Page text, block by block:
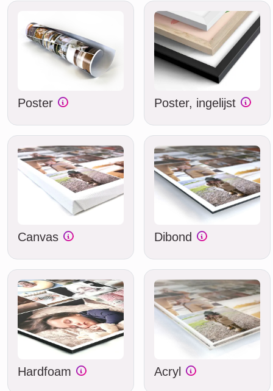
Poster Poster, ingelijst
Canvas Dibond
Hardfoam Acryl